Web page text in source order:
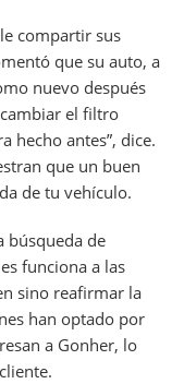
compartir sus
que su auto, a
nuevo después
el filtro
hecho antes”, dice.
que un buen
de tu vehículo.
búsqueda de
funciona a las
sino reafirmar la
han optado por
a Gonher, lo